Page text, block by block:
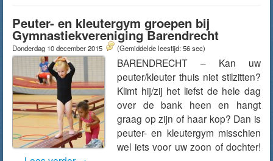
Peuter- en kleutergym groepen bij
Gymnastiekvereniging Barendrecht
Donderdag 10 december 2015 (Gemiddelde leestijd: 56 sec)
BARENDRECHT – Kan uw
peuter/kleuter thuis niet stilzitten?
Klimt hij/zij het liefst de hele dag
over de bank heen en hangt
graag op zijn of haar kop? Dan is
peuter- en kleutergym misschien
wel iets voor uw zoon of dochter!